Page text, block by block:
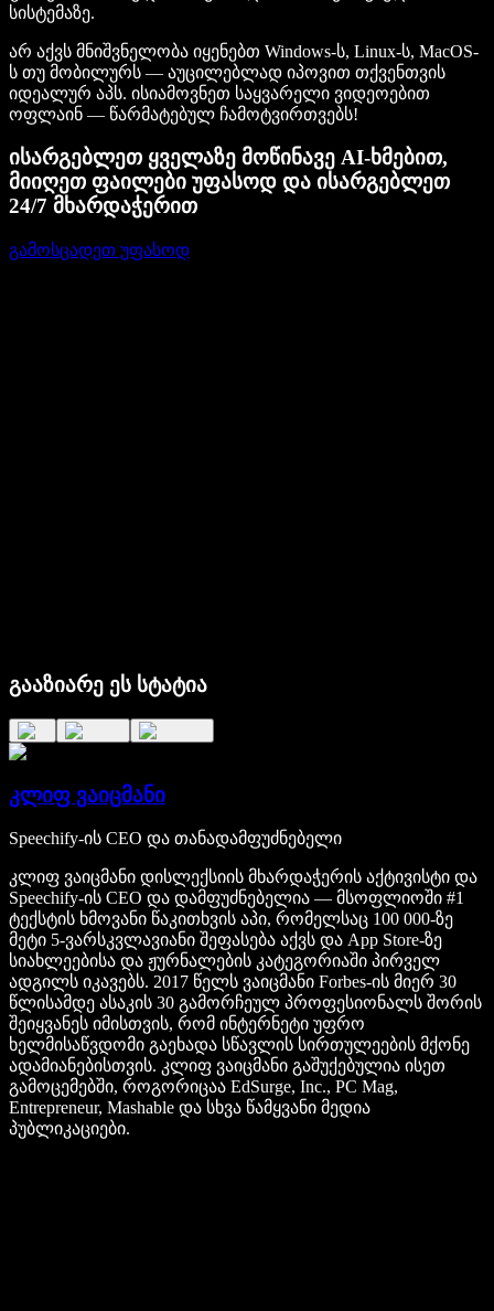
სისტემაზე.
არ აქვს მნიშვნელობა იყენებთ Windows-ს, Linux-ს, MacOS-
ს თუ მობილურს — აუცილებლად იპოვით თქვენთვის
იდეალურ აპს. ისიამოვნეთ საყვარელი ვიდეოებით
ოფლაინ — წარმატებულ ჩამოტვირთვებს!
ისარგებლეთ ყველაზე მოწინავე AI-ხმებით,
მიიღეთ ფაილები უფასოდ და ისარგებლეთ
24/7 მხარდაჭერით
გამოსცადეთ უფასოდ
გააზიარე ეს სტატია
კლიფ ვაიცმანი
Speechify-ის CEO და თანადამფუძნებელი
კლიფ ვაიცმანი დისლექსიის მხარდაჭერის აქტივისტი და
Speechify-ის CEO და დამფუძნებელია — მსოფლიოში #1
ტექსტის ხმოვანი წაკითხვის აპი, რომელსაც 100 000-ზე
მეტი 5-ვარსკვლავიანი შეფასება აქვს და App Store-ზე
სიახლეებისა და ჟურნალების კატეგორიაში პირველ
ადგილს იკავებს. 2017 წელს ვაიცმანი Forbes-ის მიერ 30
წლისამდე ასაკის 30 გამორჩეულ პროფესიონალს შორის
შეიყვანეს იმისთვის, რომ ინტერნეტი უფრო
ხელმისაწვდომი გაეხადა სწავლის სირთულეების მქონე
ადამიანებისთვის. კლიფ ვაიცმანი გაშუქებულია ისეთ
გამოცემებში, როგორიცაა EdSurge, Inc., PC Mag,
Entrepreneur, Mashable და სხვა წამყვანი მედია
პუბლიკაციები.